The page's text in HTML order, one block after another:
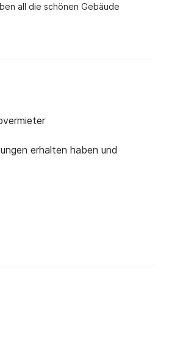
all die schönen Gebäude
erhalten haben und